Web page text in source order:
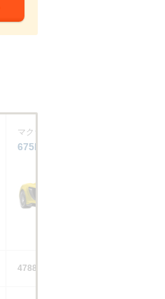
マクラーレン
675LTスパイダー
4788万円